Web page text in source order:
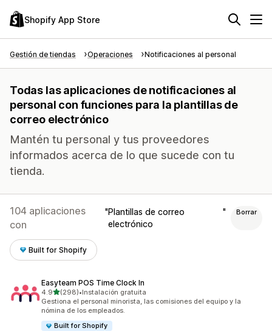
Shopify App Store
Gestión de tiendas Operaciones Notificaciones al personal
Todas las aplicaciones de notificaciones al
personal con funciones para la plantillas de
correo electrónico
Mantén tu personal y tus proveedores
informados acerca de lo que sucede con tu
tienda.
104 aplicaciones
con
Plantillas de correo
electrónico
Borrar
Built for Shopify
Easyteam POS Time Clock In
4.9de 5 estrellas
(298)
298 reseñas en total
•Instalación gratuita
Gestiona el personal minorista, las comisiones del equipo y la
nómina de los empleados.
Built for Shopify